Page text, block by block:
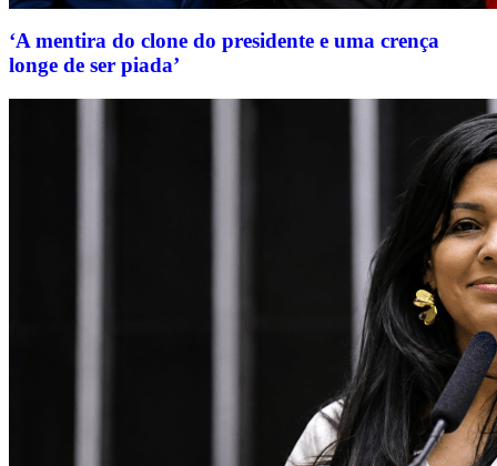
‘A mentira do clone do presidente e uma crença
longe de ser piada’